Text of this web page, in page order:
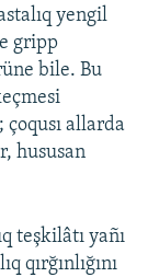
yengil
gripp
bile. Bu
allarda
hususan
teşkilâtı yañı
qırğınlığını